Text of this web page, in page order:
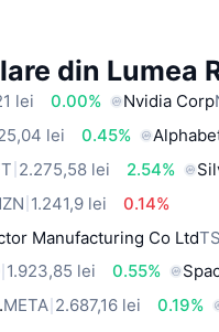
din Lumea
lei 0.00% Nvidia Corp
lei 0.45%
2.275,58 lei 2.54%
1.241,9 lei
0.14%
Manufacturing Co Ltd
1.923,85 lei 0.55%
META 2.687,16 lei 0.19%